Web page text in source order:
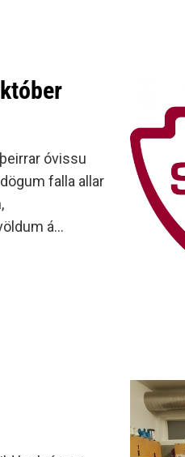
óvissu
falla allar
á